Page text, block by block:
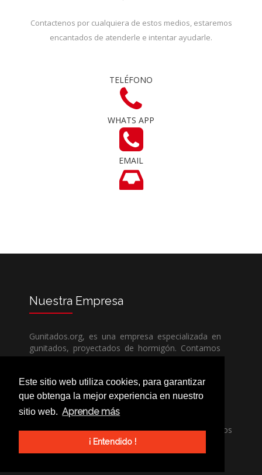
Este sitio web utiliza cookies, para garantizar
que obtenga la mejor experiencia en nuestro
sitio web. Aprende más
¡ Entendido !
Contactenos por cualquiera de estos medios, estaremos
encantados de atenderle e intentar ayudarle.
TELÉFONO
WHATS APP
EMAIL
Nuestra Empresa
Gunitados.org, es una empresa especializada en
gunitados, proyectados de hormigón. Contamos
con todos los medios humanos y técnicos, para
competencia.
Si necesita una empresa de gunitados, no dude
en llamarnos, nuestros técnicos estran encantados
de poder ayudarle, ya sea usted particular o
profesional.